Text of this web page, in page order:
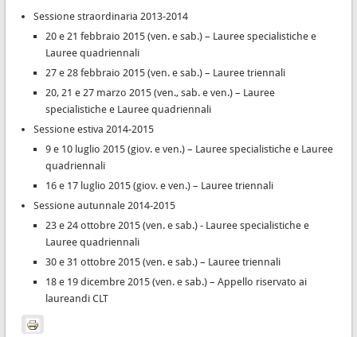
Sessione straordinaria 2013-2014
20 e 21 febbraio 2015 (ven. e sab.) – Lauree specialistiche e
Lauree quadriennali
27 e 28 febbraio 2015 (ven. e sab.) – Lauree triennali
20, 21 e 27 marzo 2015 (ven., sab. e ven.) – Lauree
specialistiche e Lauree quadriennali
Sessione estiva 2014-2015
9 e 10 luglio 2015 (giov. e ven.) – Lauree specialistiche e Lauree
quadriennali
16 e 17 luglio 2015 (giov. e ven.) – Lauree triennali
Sessione autunnale 2014-2015
23 e 24 ottobre 2015 (ven. e sab.) - Lauree specialistiche e
Lauree quadriennali
30 e 31 ottobre 2015 (ven. e sab.) – Lauree triennali
18 e 19 dicembre 2015 (ven. e sab.) – Appello riservato ai
laureandi CLT